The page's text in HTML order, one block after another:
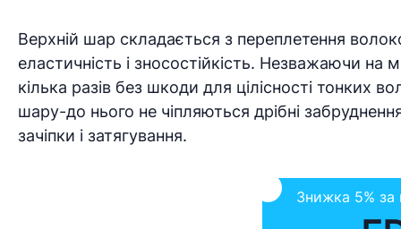
Верхній шар складається з переплетення
еластичність і зносостійкість. Незважаючи
кілька разів без шкоди для цілісності тонких
шару-до нього не чіпляються дрібні
зачіпки і затягування.
Знижка 5%